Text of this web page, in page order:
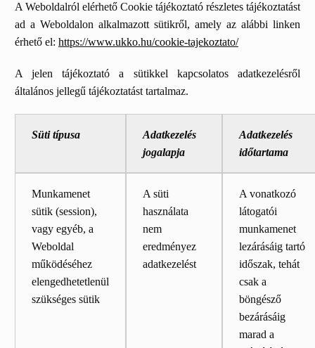
A Weboldalról elérhető Cookie tájékoztató részletes tájékoztatást
ad a Weboldalon alkalmazott sütikről, amely az alábbi linken
érhető el: https://www.ukko.hu/cookie-tajekoztato/
A jelen tájékoztató a sütikkel kapcsolatos adatkezelésről
általános jellegű tájékoztatást tartalmaz.
Süti típusa
Adatkezelés
jogalapja
Adatkezelés
időtartama
Munkamenet
sütik (session),
vagy egyéb, a
Weboldal
működéséhez
elengedhetetlenül
szükséges sütik
A süti
használata
nem
eredményez
adatkezelést
A vonatkozó
látogatói
munkamenet
lezárásáig tartó
időszak, tehát
csak a
böngésző
bezárásáig
marad a